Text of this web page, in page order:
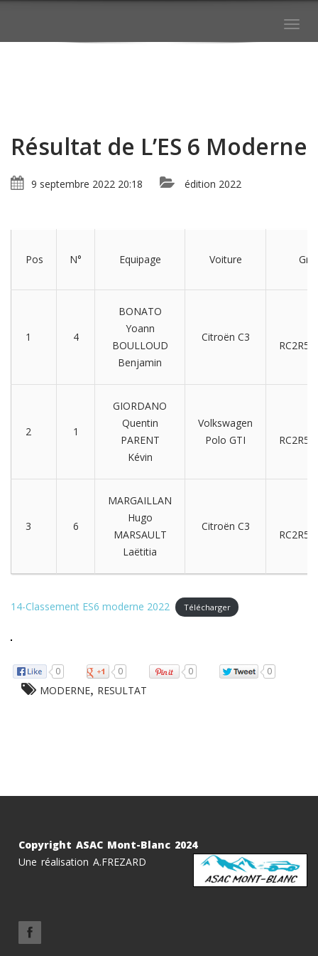
Résultat de L’ES 6 Moderne
9 septembre 2022 20:18 édition 2022
Pos N° Equipage Voiture Gr
1 4
BONATO
Yoann
BOULLOUD
Benjamin
Citroën C3
RC2R5/
2 1
GIORDANO
Quentin
PARENT
Kévin
Volkswagen
Polo GTI
RC2R5/
3 6
MARGAILLAN
Hugo
MARSAULT
Laëtitia
Citroën C3
RC2R5/
14-Classement ES6 moderne 2022 Télécharger
0 0 0 0
MODERNE, RESULTAT
Copyright ASAC Mont-Blanc 2024
Une réalisation A.FREZARD